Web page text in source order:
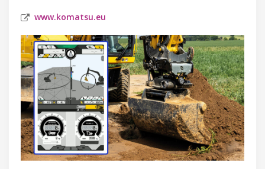
www.komatsu.eu